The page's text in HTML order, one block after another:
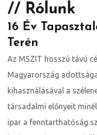
// Rólunk
16 Év
Terén
Az MSZIT hosszú távú
Magyarország
kihasználásával a
társadalmi előnyeit
ipar a fenntarthatóság